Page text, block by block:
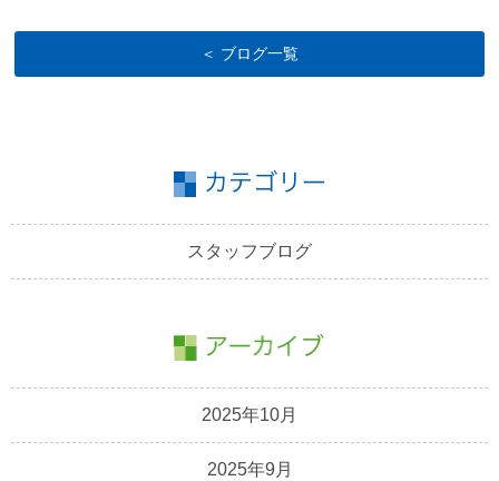
＜ ブログ一覧
スタッフブログ
2025年10月
2025年9月